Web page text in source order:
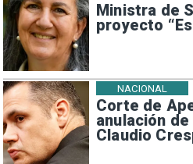
Ministra de
proyecto
Corte de
anulación
Claudio
NACIONAL